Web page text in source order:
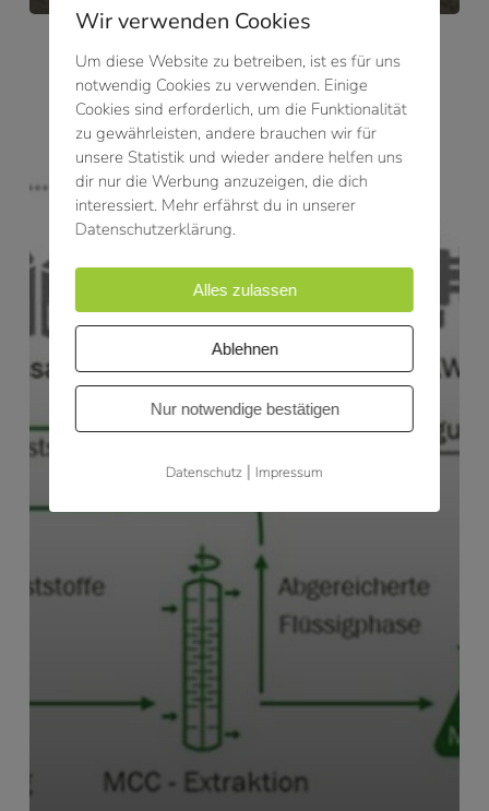
Wir verwenden Cookies
Um diese Website zu betreiben, ist es für uns
notwendig Cookies zu verwenden. Einige
Cookies sind erforderlich, um die Funktionalität
zu gewährleisten, andere brauchen wir für
unsere Statistik und wieder andere helfen uns
dir nur die Werbung anzuzeigen, die dich
interessiert. Mehr erfährst du in unserer
Datenschutzerklärung.
Alles zulassen
Ablehnen
Nur notwendige bestätigen
Datenschutz| Impressum